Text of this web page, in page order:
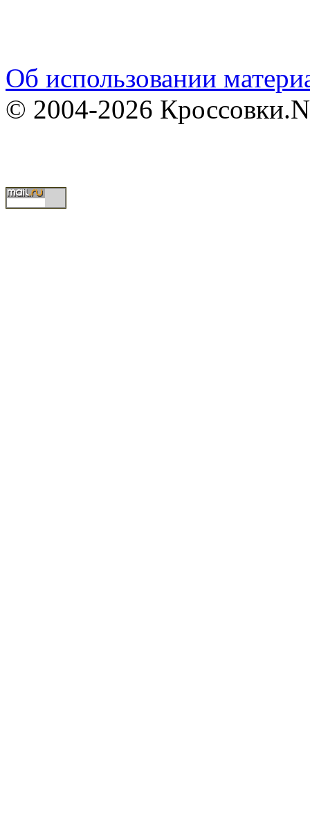
Об использовании
© 2004-2026